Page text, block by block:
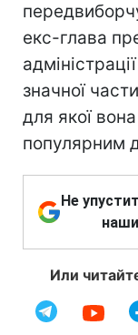
екс-глава
значної
для якої
популярним
Не
Или